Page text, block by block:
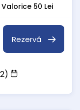
50 Lei
Rezervă